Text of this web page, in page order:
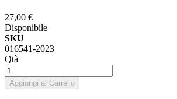
27,00 €
Disponibile
SKU
016541-2023
Qtà
Aggiungi al Carrello